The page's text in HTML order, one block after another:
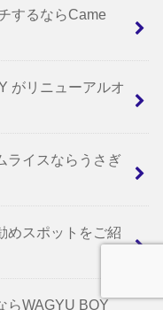
するならCame
がリニューアルオ
ライスならうさぎ
めスポットをご紹
らWAGYU BOY